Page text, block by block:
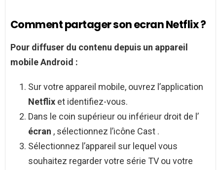
Comment partager son ecran Netflix ?
Pour diffuser du contenu depuis un appareil
mobile Android :
Sur votre appareil mobile, ouvrez l’application
Netflix et identifiez-vous.
Dans le coin supérieur ou inférieur droit de l’
écran , sélectionnez l’icône Cast .
Sélectionnez l’appareil sur lequel vous
souhaitez regarder votre série TV ou votre